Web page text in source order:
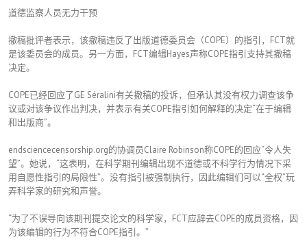
道德监察人员无力干预
撤稿批评者表示，该撤稿违反了出版道德委员会（COPE）的指引，FCT就
是该委员会的成员。另一方面，FCT编辑Hayes声称COPE指引支持其撤稿
决定。
COPE已经回应了GE Séralini有关撤稿的投诉，但承认其没有权力调查该争
议或对该争议作出判决，并表示有关COPE指引如何解释的决定“在于编辑
和出版商”。
endsciencecensorship.org的协调员Claire Robinson称COPE的回应“令人失
望”。她说，“这表明，在科学期刊编辑出现不道德或不科学行为情况下采
用自愿性指引的局限性”。没有指引被强制执行，因此编辑们可以“全权”玩
弄科学家的研究和声誉。
“为了不误导向该期刊提交论文的科学家，FCT应辞去COPE的成员资格，因
为该编辑的行为不符合COPE指引。”